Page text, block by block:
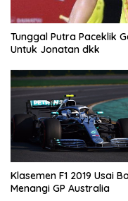
Tunggal Putra Paceklik
Untuk Jonatan dkk
Klasemen F1 2019 Usai
Menangi GP Australia